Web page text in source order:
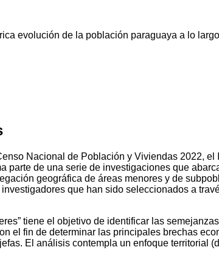
evolución de la población paraguaya a lo
Nacional de Población y Viviendas 2022,
parte de una serie de investigaciones que
geográfica de áreas menores y de
que han sido seleccionados a
tiene el objetivo de identificar las
el fin de determinar las principales brechas
El análisis contempla un enfoque territorial